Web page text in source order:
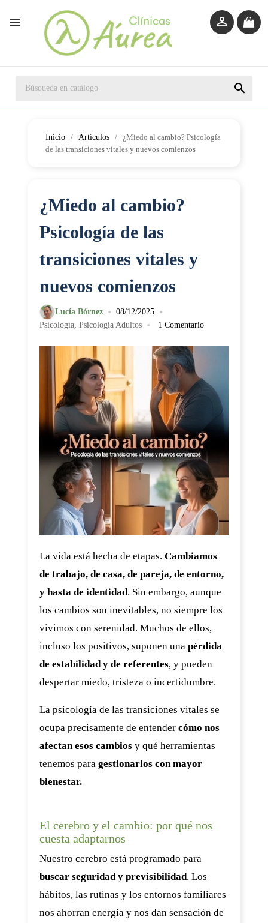
 

Inicio Artículos
¿Miedo al cambio? Psicología
de las transiciones vitales y nuevos comienzos
¿Miedo al cambio?
Psicología de las
transiciones vitales y
nuevos comienzos
Lucía Bórnez • 08/12/2025 •
Psicología, Psicología Adultos • 1 Comentario
La vida está hecha de etapas. Cambiamos
de trabajo, de casa, de pareja, de entorno,
y hasta de identidad. Sin embargo, aunque
los cambios son inevitables, no siempre los
vivimos con serenidad. Muchos de ellos,
incluso los positivos, suponen una pérdida
de estabilidad y de referentes, y pueden
despertar miedo, tristeza o incertidumbre.
La psicología de las transiciones vitales se
ocupa precisamente de entender cómo nos
afectan esos cambios y qué herramientas
tenemos para gestionarlos con mayor
bienestar.
El cerebro y el cambio: por qué nos
cuesta adaptarnos
Nuestro cerebro está programado para
buscar seguridad y previsibilidad. Los
hábitos, las rutinas y los entornos familiares
nos ahorran energía y nos dan sensación de